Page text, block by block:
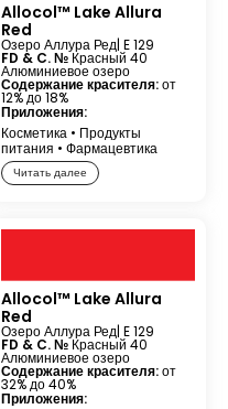
Allocol™ Lake Allura
Red
Озеро Аллура Ред| E 129
FD & C. №Красный 40
Алюминиевое озеро
Содержание красителя:от
12% до 18%
Приложения:
Косметика• Продукты
питания • Фармацевтика
Читать далее
Allocol™ Lake Allura
Red
Озеро Аллура Ред| E 129
FD & C. №Красный 40
Алюминиевое озеро
Содержание красителя:от
32% до 40%
Приложения: